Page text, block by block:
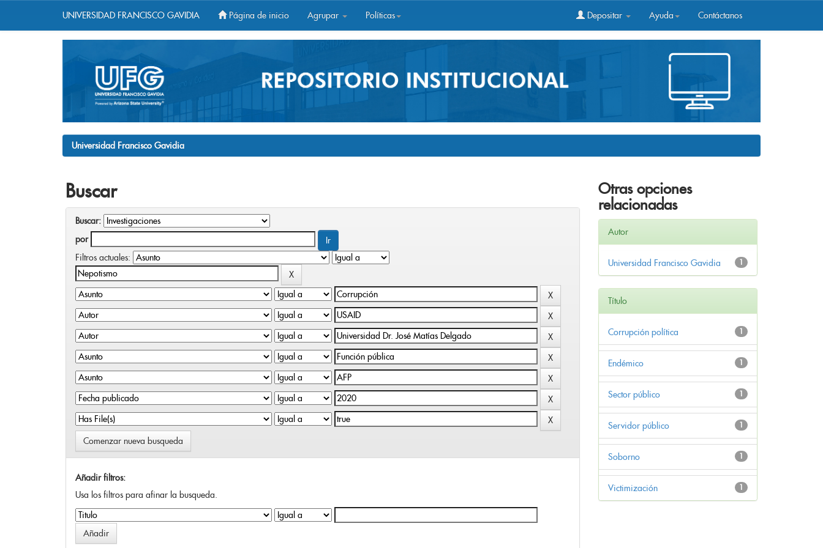
UNIVERSIDAD FRANCISCO GAVIDIA Página de inicio Agrupar Políticas Depositar Ayuda Contáctanos
Universidad Francisco Gavidia
Buscar
Buscar:
por
Filtros actuales:
Comenzar nueva busqueda
Añadir filtros:
Usa los filtros para afinar la busqueda.
Otras opciones
relacionadas
Autor
1
Universidad Francisco Gavidia
Título
1
Corrupción política
1
Endémico
1
Sector público
1
Servidor público
1
Soborno
1
Victimización